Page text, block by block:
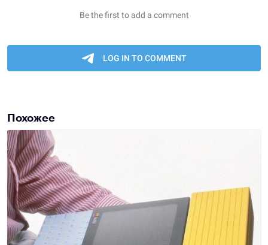
Похожее